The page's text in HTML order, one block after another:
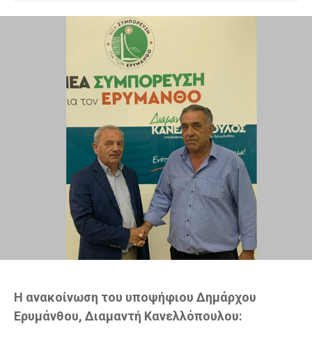
Η ανακοίνωση του υποψήφιου Δημάρχου
Ερυμάνθου, Διαμαντή Κανελλόπουλου: